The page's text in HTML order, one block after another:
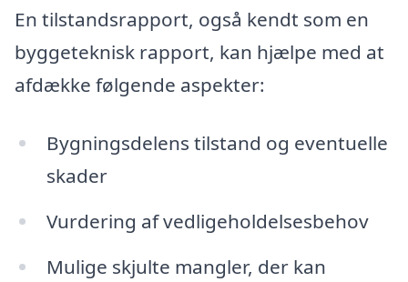
En tilstandsrapport, også kendt som en
byggeteknisk rapport, kan hjælpe med at
afdække følgende aspekter:
Bygningsdelens tilstand og eventuelle
skader
Vurdering af vedligeholdelsesbehov
Mulige skjulte mangler, der kan